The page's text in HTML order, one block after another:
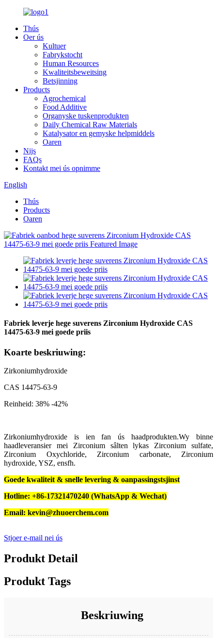
Thús
Oer ús
Kultuer
Fabrykstocht
Human Resources
Kwaliteitsbeweitsing
Betsjinning
Products
Agrochemical
Food Additive
Organyske tuskenprodukten
Daily Chemical Raw Materials
Katalysator en gemyske helpmiddels
Oaren
Nijs
FAQs
Kontakt mei ús opnimme
English
Thús
Products
Oaren
Fabriek leverje hege suverens Zirconium Hydroxide CAS
14475-63-9 mei goede priis
Koarte beskriuwing:
Zirkoniumhydroxide
CAS 14475-63-9
Reinheid: 38% -42%
Zirkoniumhydroxide is ien fan ús haadprodukten.Wy binne
haadleveransier mei Zirconium sâlten lykas Zirconium sulfate,
Zirconium Oxychloride, Zirconium carbonate, Zirconium
hydroxide, YSZ, ensfh.
Goede kwaliteit & snelle levering & oanpassingstsjinst
Hotline: +86-17321470240 (WhatsApp & Wechat)
Email: kevin@zhuoerchem.com
Stjoer e-mail nei ús
Produkt Detail
Produkt Tags
Beskriuwing